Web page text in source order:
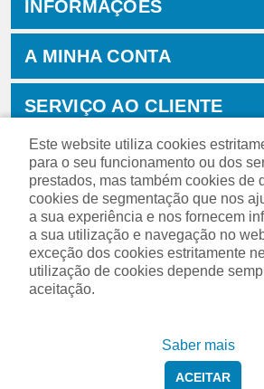
INFORMAÇÕES
A MINHA CONTA
SERVIÇO AO CLIENTE
Este website utiliza cookies
para o seu funcionamento ou dos
prestados, mas também cookies de
cookies de segmentação que nos
a sua experiência e nos fornecem
a sua utilização e navegação no
exceção dos cookies estritamente
utilização de cookies depende
aceitação.
Saber mais
ACEITAR